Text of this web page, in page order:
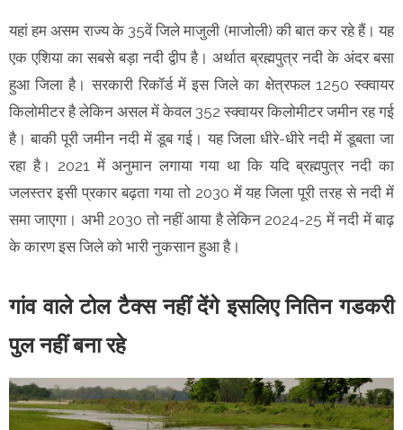
यहां हम असम राज्य के 35वें जिले माजुली (माजोली) की बात कर रहे हैं। यह
एक एशिया का सबसे बड़ा नदी द्वीप है। अर्थात ब्रह्मपुत्र नदी के अंदर बसा
हुआ जिला है। सरकारी रिकॉर्ड में इस जिले का क्षेत्रफल 1250 स्क्वायर
किलोमीटर है लेकिन असल में केवल 352 स्क्वायर किलोमीटर जमीन रह गई
है। बाकी पूरी जमीन नदी में डूब गई। यह जिला धीरे-धीरे नदी में डूबता जा
रहा है। 2021 में अनुमान लगाया गया था कि यदि ब्रह्मपुत्र नदी का
जलस्तर इसी प्रकार बढ़ता गया तो 2030 में यह जिला पूरी तरह से नदी में
समा जाएगा। अभी 2030 तो नहीं आया है लेकिन 2024-25 में नदी में बाढ़
के कारण इस जिले को भारी नुकसान हुआ है।
गांव वाले टोल टैक्स नहीं देंगे इसलिए नितिन गडकरी
पुल नहीं बना रहे